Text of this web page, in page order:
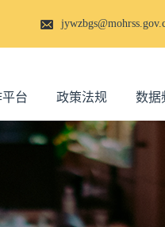
台 政策法规 数据